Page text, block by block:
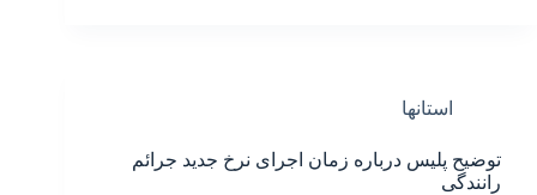
استانها
توضیح پلیس درباره زمان اجرای نرخ جدید جرائم
رانندگی